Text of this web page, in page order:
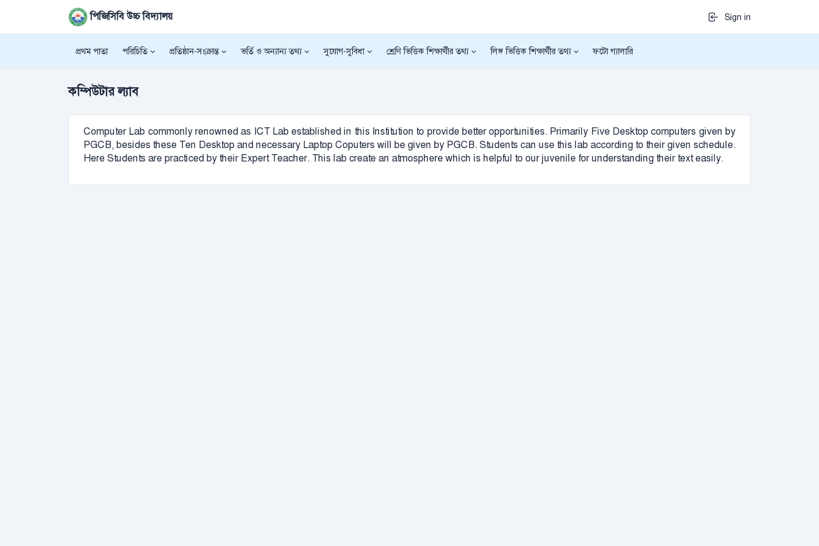
পিজিসিবি উচ্চ বিদ্যালয় Sign in
প্রথম পাতা পরিচিতি প্রতিষ্ঠান-সংক্রান্ত ভর্তি ও অন্যান্য তথ্য সুযোগ-সুবিধা শ্রেণি ভিত্তিক শিক্ষার্থীর তথ্য লিঙ্গ ভিত্তিক শিক্ষার্থীর তথ্য ফটো গ্যালারি
কম্পিউটার ল্যাব
Computer Lab commonly renowned as ICT Lab established in this Institution to provide better opportunities. Primarily Five Desktop computers given by
PGCB, besides these Ten Desktop and necessary Laptop Coputers will be given by PGCB. Students can use this lab according to their given schedule.
Here Students are practiced by their Expert Teacher. This lab create an atmosphere which is helpful to our juvenile for understanding their text easily.